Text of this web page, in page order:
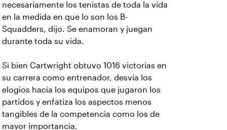
necesariamente los tenistas de toda la vida
en la medida en que lo son los B-
Squadders, dijo. Se enamoran y juegan
durante toda su vida.
Si bien Cartwright obtuvo 1016 victorias en
su carrera como entrenador, desvía los
elogios hacia los equipos que jugaron los
partidos y enfatiza los aspectos menos
tangibles de la competencia como los de
mayor importancia.